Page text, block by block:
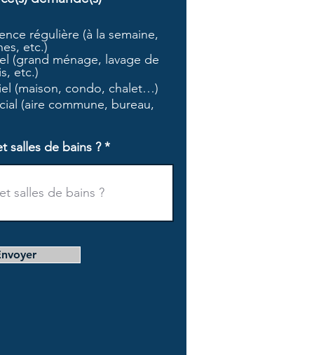
i
a
o
i
régulière (à la semaine,
etc.)
(grand ménage, lavage de
etc.)
(maison, condo, chalet…)
(aire commune, bureau,
salles de bains ?